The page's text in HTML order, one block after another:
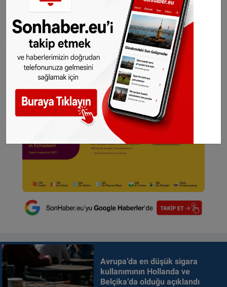
Avrupa’da en düşük sigara
kullanımının Hollanda ve
Belçika’da olduğu açıklandı